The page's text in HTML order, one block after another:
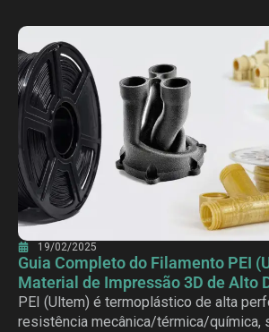
19/02/2025
Guia Completo do Filamento PEI
Material de Impressão 3D de Alto
PEI (Ultem) é termoplástico de alta
resistência mecânica/térmica/química,